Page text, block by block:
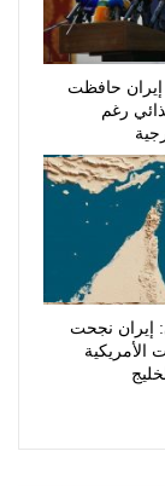
حافظت
رغم
إيران نجحت
الأمريكية